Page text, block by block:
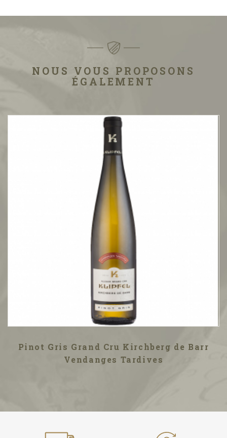
NOUS VOUS PROPOSONS
ÉGALEMENT
Pinot Gris Grand Cru Kirchberg de Barr
Vendanges Tardives